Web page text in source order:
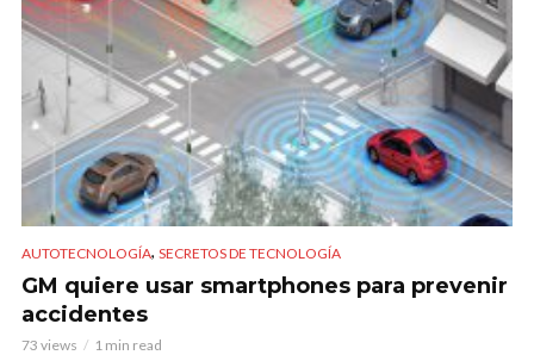
AUTOTECNOLOGÍA, SECRETOS DE TECNOLOGÍA
GM quiere usar smartphones para prevenir
accidentes
73 views 1 min read